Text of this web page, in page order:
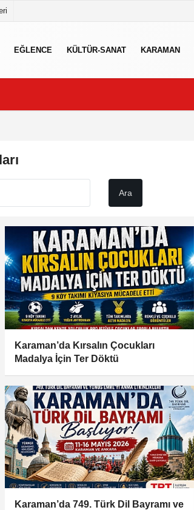
EĞLENCE KÜLTÜR-SANAT KARAMAN
Karaman’da Kırsalın Çocukları
Madalya İçin Ter Döktü
Karaman’da 749. Türk Dil Bayramı ve